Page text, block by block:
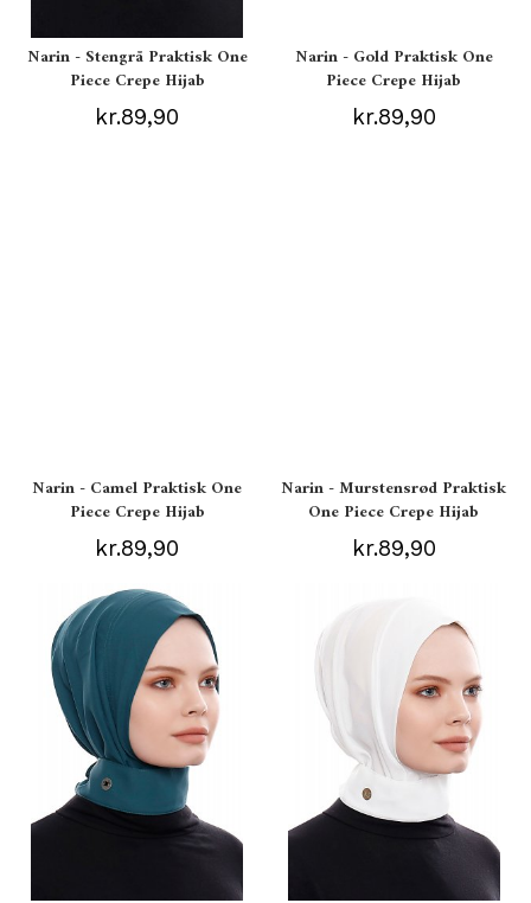
Narin - Stengrå Praktisk One
Piece Crepe Hijab
kr.89,90
Narin - Gold Praktisk One
Piece Crepe Hijab
kr.89,90
Narin - Camel Praktisk One
Piece Crepe Hijab
kr.89,90
Narin - Murstensrød Praktisk
One Piece Crepe Hijab
kr.89,90